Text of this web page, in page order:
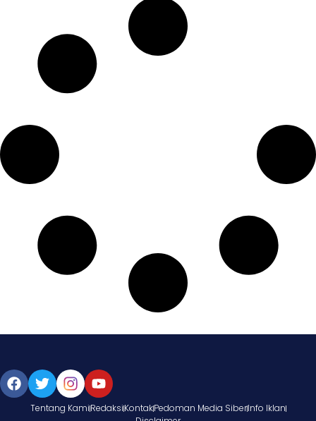
Tentang KamiRedaksiKontakPedoman Media SiberInfo Iklan